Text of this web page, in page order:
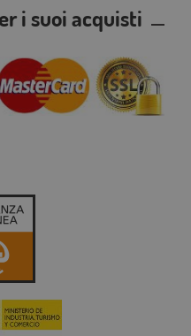
i suoi acquisti